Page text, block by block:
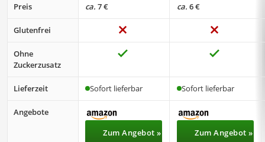
Preis ca. 7 € ca. 6 €
Glutenfrei
Ohne
Zuckerzusatz
Lieferzeit Sofort lieferbar Sofort lieferbar
Angebote
Zum Angebot »
Zum Angebot »